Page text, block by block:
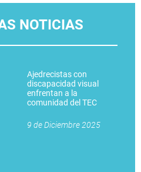
NOTICIAS
Ajedrecistas con
discapacidad visual
enfrentan a la
comunidad del TEC
9 de Diciembre 2025